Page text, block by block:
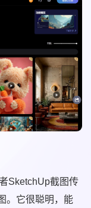
SketchUp截图传
。它很聪明，能